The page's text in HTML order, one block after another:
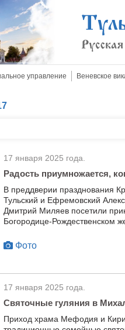
управление Веневское
17 января 2025 года.
Радость приумножается,
В преддверии празднования
Тульский и Ефремовский
Дмитрий Миляев посетили
Богородице-Рождественском
Фото
17 января 2025 года.
Святочные гуляния в
Приход храма Мефодия и